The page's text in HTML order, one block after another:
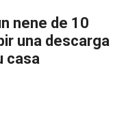
nene de 10
una descarga
casa